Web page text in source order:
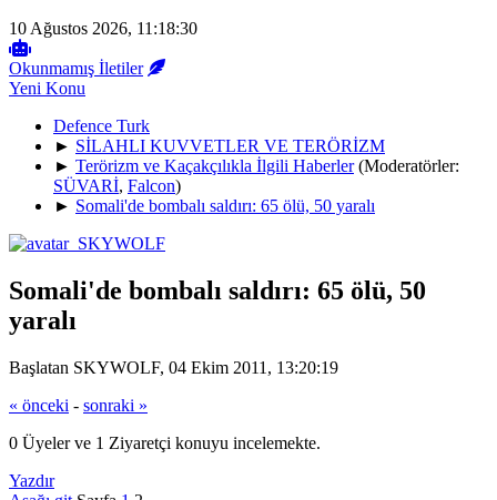
10 Ağustos 2026, 11:18:30
Okunmamış İletiler
Yeni Konu
Defence Turk
► SİLAHLI KUVVETLER VE TERÖRİZM
► Terörizm ve Kaçakçılıkla İlgili Haberler (Moderatörler:
SÜVARİ, Falcon)
► Somali'de bombalı saldırı: 65 ölü, 50 yaralı
Somali'de bombalı saldırı: 65 ölü, 50
yaralı
Başlatan SKYWOLF, 04 Ekim 2011, 13:20:19
« önceki - sonraki »
0 Üyeler ve 1 Ziyaretçi konuyu incelemekte.
Yazdır